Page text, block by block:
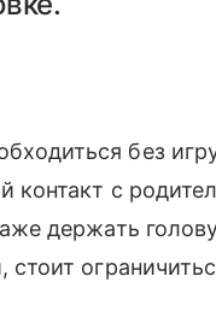
без
контакт с
держать
стоит